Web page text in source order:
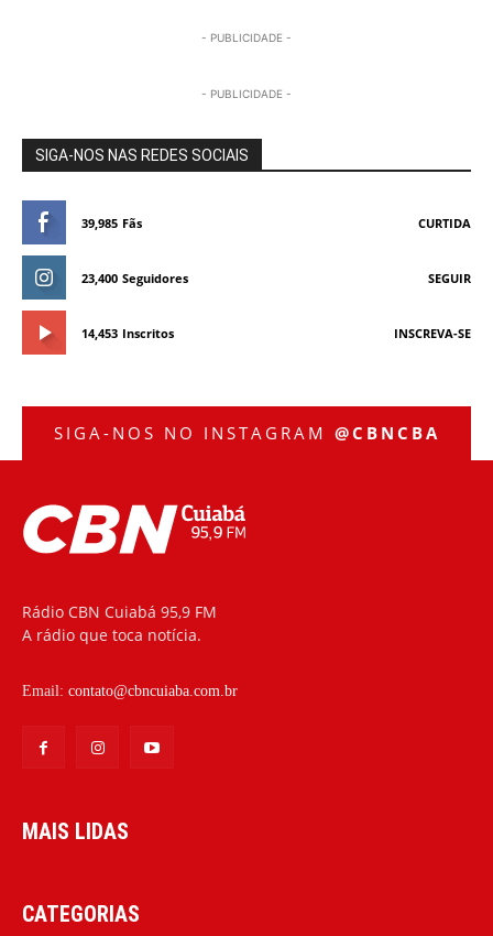
- PUBLICIDADE -
- PUBLICIDADE -
SIGA-NOS NAS REDES SOCIAIS
39,985 Fãs CURTIDA
23,400 Seguidores SEGUIR
14,453 Inscritos INSCREVA-SE
SIGA-NOS NO INSTAGRAM @CBNCBA
Rádio CBN Cuiabá 95,9 FM
A rádio que toca notícia.
Email: contato@cbncuiaba.com.br
MAIS LIDAS
CATEGORIAS